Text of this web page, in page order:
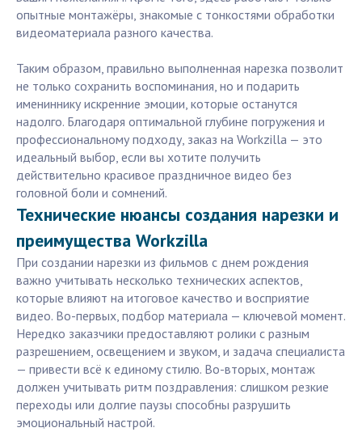
опытные монтажёры, знакомые с тонкостями обработки
видеоматериала разного качества.
Таким образом, правильно выполненная нарезка позволит
не только сохранить воспоминания, но и подарить
имениннику искренние эмоции, которые останутся
надолго. Благодаря оптимальной глубине погружения и
профессиональному подходу, заказ на Workzilla — это
идеальный выбор, если вы хотите получить
действительно красивое праздничное видео без
головной боли и сомнений.
Технические нюансы создания нарезки и
преимущества Workzilla
При создании нарезки из фильмов с днем рождения
важно учитывать несколько технических аспектов,
которые влияют на итоговое качество и восприятие
видео. Во-первых, подбор материала — ключевой момент.
Нередко заказчики предоставляют ролики с разным
разрешением, освещением и звуком, и задача специалиста
— привести всё к единому стилю. Во-вторых, монтаж
должен учитывать ритм поздравления: слишком резкие
переходы или долгие паузы способны разрушить
эмоциональный настрой.